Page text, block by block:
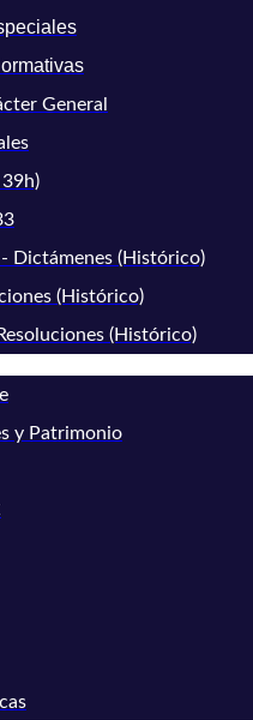
General
Dictámenes (Histórico)
(Histórico)
(Histórico)
y Patrimonio